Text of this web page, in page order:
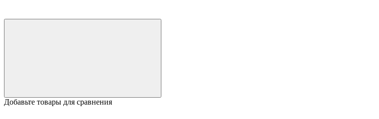
Добавьте товары для сравнения